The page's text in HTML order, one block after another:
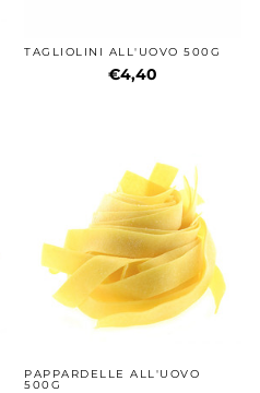
TAGLIOLINI ALL'UOVO 500G
€4,40
PAPPARDELLE ALL'UOVO
500G